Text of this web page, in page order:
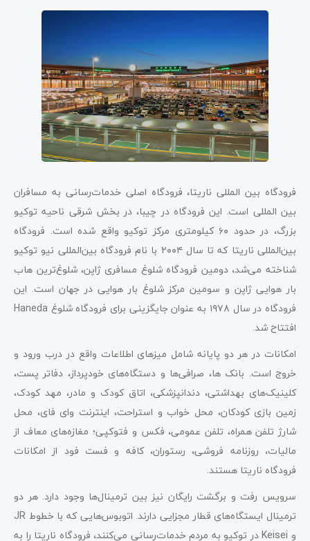
فرودگاه بین المللی ناریتا، فرودگاه اصلی خدمات‌رسانی به مسافران
بین المللی است. این فرودگاه در چیبا، در بخش شرقی ناحیه توکیو
بزرگ، در حدود ۶۰ کیلومتری مرکز توکیو واقع شده است. فرودگاه
بین‌المللی ناریتا که تا سال ۲۰۰۴ با نام فرودگاه بین‌المللی نیو توکیو
شناخته می‌شد، دومین فرودگاه شلوغ مسافری ژاپن، شلوغ‌ترین هاب
بار هوایی ژاپن و سومین مرکز شلوغ بار هوایی در جهان است. این
فرودگاه در سال ۱۹۷۸ به عنوان جایگزینی برای فرودگاه شلوغ Haneda
افتتاح شد.
امکانات در هر دو پایانه شامل میزهای اطلاعات واقع در درب ورود و
خروج است. بانک ها، صرافی‌ها و دستگاه‌های خودپرداز، دفاتر پست،
کلینیک‌های بهداشتی، دندانپزشکی، اتاق کودک و مادر، مهد کودک،
زمین بازی کودکان، محل خواب و استراحت، اینترنت وای فای، محل
شارژ تلفن همراه، تلفن عمومی، فکس و فتوکپی؛ مغازه‌های معاف از
مالیات، روزنامه فروشی، رستوران، کافه و فست فود از امکانات
فرودگاه ناریتا هستند.
سرویس رفت و برگشت رایگان نیز بین ترمینال‌ها وجود دارد. هر دو
ترمینال ایستگاه‌های قطار مجزایی دارند. اتوبوس‌هایی که با خطوط JR
و Keisei در توکیو به مردم خدمات‌رسانی می‌کنند، فرودگاه ناریتا را به